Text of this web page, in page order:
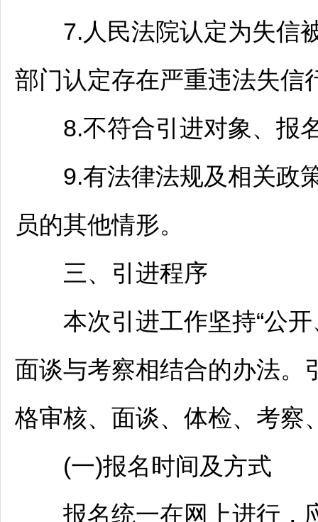
7.人民法院认定为失信被
部门认定存在严重违法失信
8.不符合引进对象、报名
9.有法律法规及相关政
员的其他情形。
三、引进程序
本次引进工作坚持“公开
面谈与考察相结合的办法。
格审核、面谈、体检、考察
(一)报名时间及方式
报名统一在网上进行，